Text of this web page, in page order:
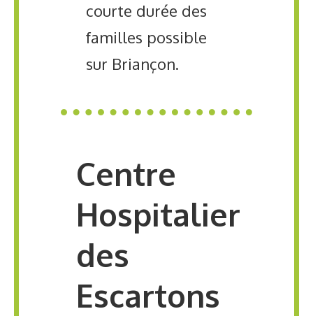
courte durée des
familles possible
sur Briançon.
Centre
Hospitalier
des
Escartons